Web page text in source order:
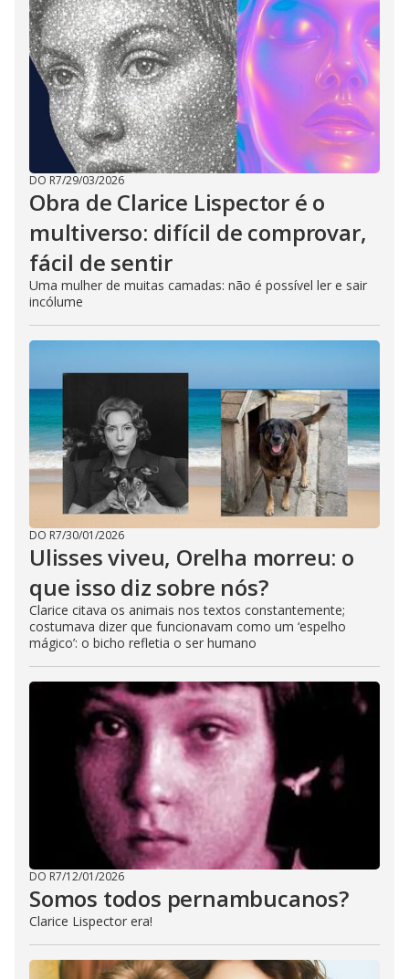
DO R7/29/03/2026
Obra de Clarice Lispector é o
multiverso: difícil de comprovar,
fácil de sentir
Uma mulher de muitas camadas: não é possível ler e sair
incólume
DO R7/30/01/2026
Ulisses viveu, Orelha morreu: o
que isso diz sobre nós?
Clarice citava os animais nos textos constantemente;
costumava dizer que funcionavam como um ‘espelho
mágico’: o bicho refletia o ser humano
DO R7/12/01/2026
Somos todos pernambucanos?
Clarice Lispector era!